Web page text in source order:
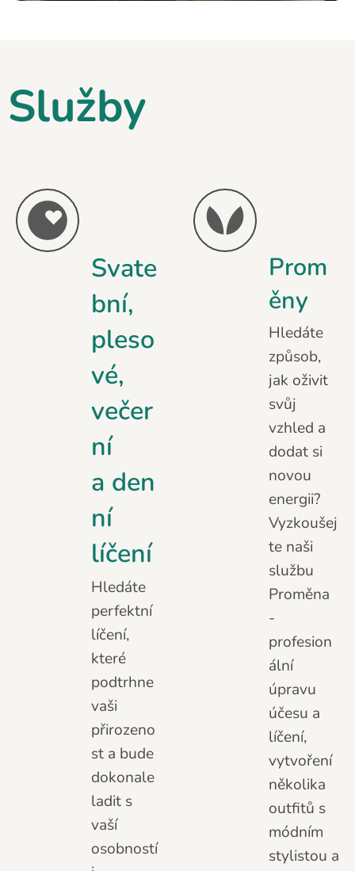
Služby
Svate
bní,
pleso
vé,
večer
ní
a den
ní
líčení
Hledáte
perfektní
líčení,
které
podtrhne
vaši
přirozeno
st a bude
dokonale
ladit s
vaší
osobností
Prom
ěny
Hledáte
způsob,
jak oživit
svůj
vzhled a
dodat si
novou
energii?
Vyzkoušej
te naši
službu
Proměna
-
profesion
ální
úpravu
účesu a
líčení,
vytvoření
několika
outfitů s
módním
stylistou a